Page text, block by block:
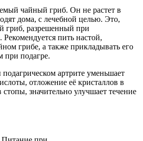
чайный гриб. Он не растет в
дома, с лечебной целью. Это,
гриб, разрешенный при
Рекомендуется пить настой,
грибе, а также прикладывать его
при подагре.
артрите уменьшает
отложение её кристаллов в
стопы, значительно улучшает течение